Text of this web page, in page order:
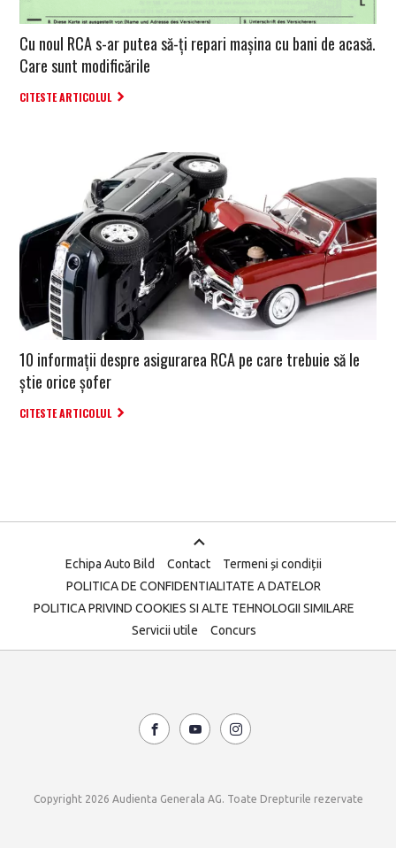
Cu noul RCA s-ar putea să-ți repari mașina cu bani de acasă.
Care sunt modificările
CITESTE ARTICOLUL
10 informaţii despre asigurarea RCA pe care trebuie să le
ştie orice şofer
CITESTE ARTICOLUL
Echipa Auto Bild Contact
Termeni și condiții
POLITICA DE CONFIDENTIALITATE A DATELOR
POLITICA PRIVIND COOKIES SI ALTE TEHNOLOGII SIMILARE
Servicii utile
Concurs
Copyright 2026 Audienta Generala AG. Toate Drepturile rezervate